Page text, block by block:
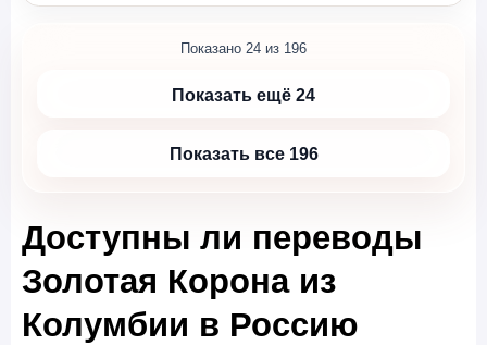
Показано 24 из 196
Показать ещё 24
Показать все 196
Доступны ли переводы
Золотая Корона из
Колумбии в Россию